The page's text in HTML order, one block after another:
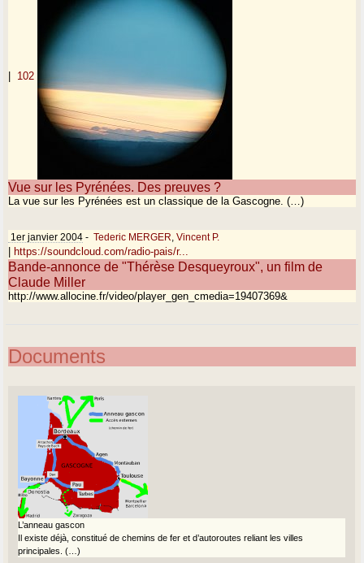
| 102
Vue sur les Pyrénées. Des preuves ?
La vue sur les Pyrénées est un classique de la Gascogne. (…)
1er janvier 2004 - Tederic MERGER ,Vincent P.
https://soundcloud.com/radio-pais/r...
Bande-annonce de "Thérèse Desqueyroux", un film de
Claude Miller
http://www.allocine.fr/video/player_gen_cmedia=19407369&
Documents
L’anneau gascon
Il existe déjà, constitué de chemins de fer et d’autoroutes reliant les villes
principales. (…)